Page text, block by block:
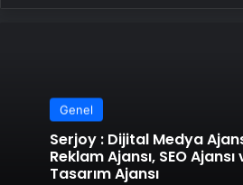
Genel
Serjoy : Dijital Medya Ajansı, Google
Reklam Ajansı, SEO
Tasarım Ajansı